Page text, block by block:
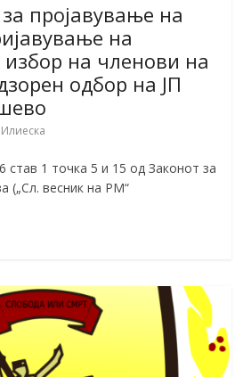
пројавување на
на
на членови на
одбор на ЈП
став 1 точка 5 и 15 од Законот за
(„Сл. весник на РМ“